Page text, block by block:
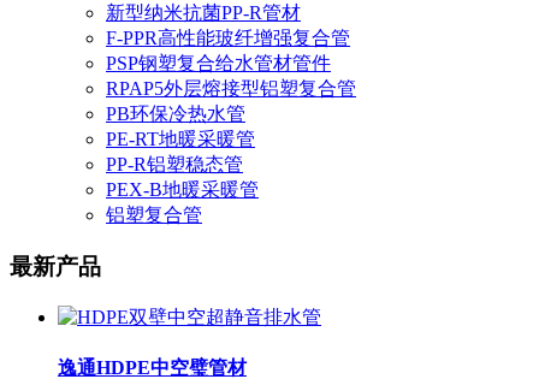
新型纳米抗菌PP-R管材
F-PPR高性能玻纤增强复合管
PSP钢塑复合给水管材管件
RPAP5外层熔接型铝塑复合管
PB环保冷热水管
PE-RT地暖采暖管
PP-R铝塑稳态管
PEX-B地暖采暖管
铝塑复合管
最新产品
逸通HDPE中空璧管材